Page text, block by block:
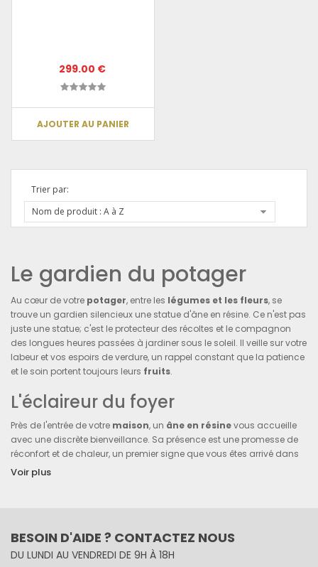
299.00 €
AJOUTER AU PANIER
Trier par:
Nom de produit : A à Z
Le gardien du potager
Au cœur de votre potager, entre les légumes et les fleurs, se
trouve un gardien silencieux une statue d'âne en résine. Ce n'est pas
juste une statue; c'est le protecteur des récoltes et le compagnon
des longues heures passées à jardiner sous le soleil. Il veille sur votre
labeur et vos espoirs de verdure, un rappel constant que la patience
et le soin portent toujours leurs fruits.
L'éclaireur du foyer
Près de l'entrée de votre maison, un âne en résinevous accueille
avec une discrète bienveillance. Sa présence est une promesse de
réconfort et de chaleur, un premier signe que vous êtes arrivé dans
un lieu d'amour et de sécurité. Il est l'éclaireur qui guide les pas des
Le confident des nuits étoilées
Sur le rebord de la fenêtre de votre chambre, sous le voile scintillant
Voir plus
BESOIN D'AIDE ? CONTACTEZ NOUS
DU LUNDI AU VENDREDI DE 9H À 18H